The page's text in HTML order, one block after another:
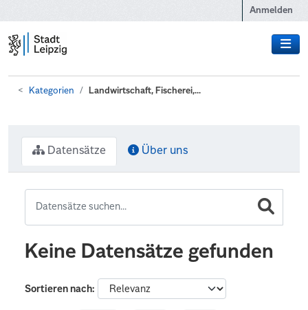
Anmelden
Kategorien Landwirtschaft, Fischerei,...
Datensätze Über uns
Keine Datensätze gefunden
Sortieren nach